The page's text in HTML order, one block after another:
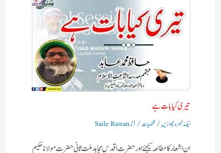
تیری کیا بات ہے
ایک تبصرہ چھوڑیں/شخصیات/ ازSaile Rawan
ان اشعار کا مطالعہ کیجئے اور حضرت اقدس مجاہد ملت ثانی حضرت مولانا حکیم